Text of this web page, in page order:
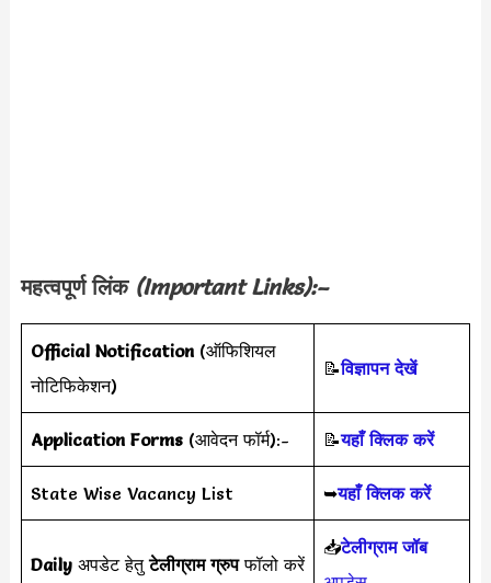
महत्वपूर्ण लिंक (Important Links):–
Official Notification (ऑफिशियल
नोटिफिकेशन)
📝विज्ञापन देखें
Application Forms (आवेदन फॉर्म):- 📝यहाँ क्लिक करें
State Wise Vacancy List ➥यहाँ क्लिक करें
Daily अपडेट हेतुटेलीग्राम ग्रुपफॉलो करें
📥टेलीग्राम जॉब